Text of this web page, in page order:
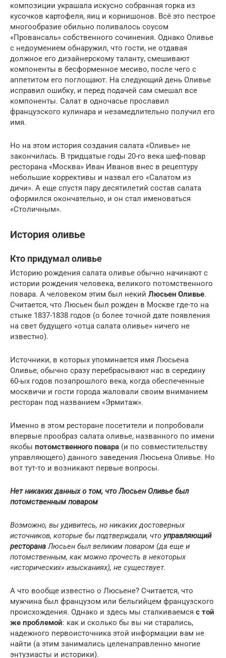
композиции украшала искусно собранная горка из
кусочков картофеля, яиц и корнишонов. Всё это пестрое
многообразие обильно поливалось соусом
«Провансаль» собственного сочинения. Однако Оливье
с недоумением обнаружил, что гости, не отдавая
должное его дизайнерскому таланту, смешивают
компоненты в бесформенное месиво, после чего с
аппетитом его поглощают. На следующий день Оливье
исправил ошибку, и перед подачей сам смешал все
компоненты. Салат в одночасье прославил
французского кулинара и незамедлительно получил его
имя.
Но на этом история создания салата «Оливье» не
закончилась. В тридцатые годы 20-го века шеф-повар
ресторана «Москва» Иван Иванов внес в рецептуру
небольшие коррективы и назвал его «Салатом из
дичи». А еще спустя пару десятилетий состав салата
оформился окончательно, и он стал именоваться
«Столичным».
История оливье
Кто придумал оливье
Историю рождения салата оливье обычно начинают с
истории рождения человека, великого потомственного
повара. А человеком этим был некий Люсьен Оливье.
Считается, что Люсьен был рожден в Москве где-то на
стыке 1837-1838 годов (о более точной дате появления
на свет будущего «отца салата оливье» ничего не
известно).
Источники, в которых упоминается имя Люсьена
Оливье, обычно сразу перебрасывают нас в середину
60-ых годов позапрошлого века, когда обеспеченные
москвичи и гости города жаловали своим вниманием
ресторан под названием «Эрмитаж».
Именно в этом ресторане посетители и попробовали
впервые прообраз салата оливье, названного по имени
якобы потомственного повара (и по совместительству
управляющего) данного заведения Люсьена Оливье. Но
вот тут-то и возникают первые вопросы.
Нет никаких данных о том, что Люсьен Оливье был
потомственным поваром
Возможно, вы удивитесь, но никаких достоверных
источников, которые бы подтверждали, что управляющий
ресторанаЛюсьен был великим поваром (да еще и
потомственным, как можно прочесть в некоторых
«исторических» изысканиях), не существует.
А что вообще известно о Люсьене? Считается, что
мужчина был французом или бельгийцем французского
происхождения. Однако и здесь мы сталкиваемся с той
же проблемой: как и сколько бы вы ни старались,
надежного первоисточника этой информации вам не
найти (а этим занимались целенаправленно многие
энтузиасты и историки).